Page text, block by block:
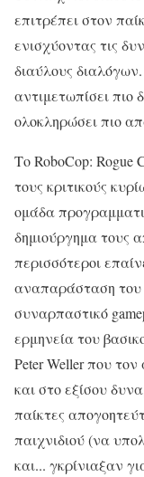
επιτρέπει στον
ενισχύοντας τις
διαύλους
αντιμετωπίσει πιο
ολοκληρώσει πιο
Το RoboCop: Rogue
τους κριτικούς
ομάδα
δημιούργημα τους
περισσότεροι
αναπαράσταση του
συναρπαστικό
ερμηνεία του
Peter Weller που
και στο εξίσου
παίκτες
παιχνιδιού (να
και... γκρίνιαξαν